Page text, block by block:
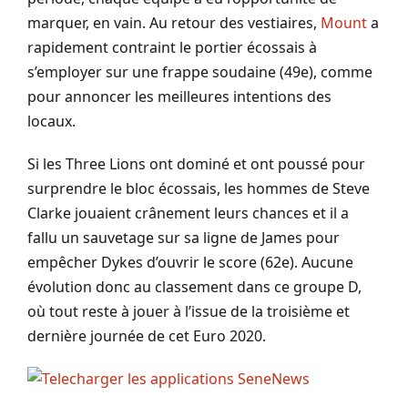
marquer, en vain. Au retour des vestiaires, Mounta
rapidement contraint le portier écossais à
s’employer sur une frappe soudaine (49e), comme
pour annoncer les meilleures intentions des
locaux.
Si les Three Lions ont dominé et ont poussé pour
surprendre le bloc écossais, les hommes de Steve
Clarke jouaient crânement leurs chances et il a
fallu un sauvetage sur sa ligne de James pour
empêcher Dykes d’ouvrir le score (62e). Aucune
évolution donc au classement dans ce groupe D,
où tout reste à jouer à l’issue de la troisième et
dernière journée de cet Euro 2020.